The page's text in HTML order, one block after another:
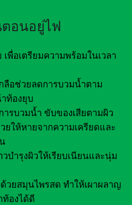
อนอยู่ไฟ
เพื่อเตรียมความพร้อมในเวลา
ลือช่วยลดการบวมน้ำตาม
ท้องยุบ
รบวมน้ำ ขับของเสียตามผิว
ให้หายจากความเครียดและ
บำรุงผิวให้เรียบเนียนและนุ่ม
วยสมุนไพรสด ทำให้เผาผลาญ
องได้ดี